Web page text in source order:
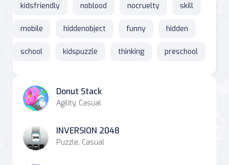
kidsfriendly noblood nocruelty skill
mobile hiddenobject funny hidden
school kidspuzzle thinking preschool
Donut Stack
Agility, Casual
INVERSION 2048
Puzzle, Casual